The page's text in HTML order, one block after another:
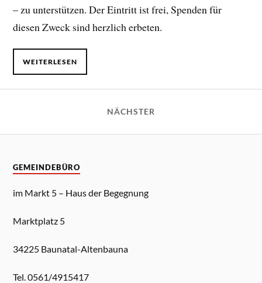
– zu unterstützen. Der Eintritt ist frei, Spenden für
diesen Zweck sind herzlich erbeten.
WEITERLESEN
NÄCHSTER
GEMEINDEBÜRO
im Markt 5 – Haus der Begegnung
Marktplatz 5
34225 Baunatal-Altenbauna
Tel. 0561/4915417